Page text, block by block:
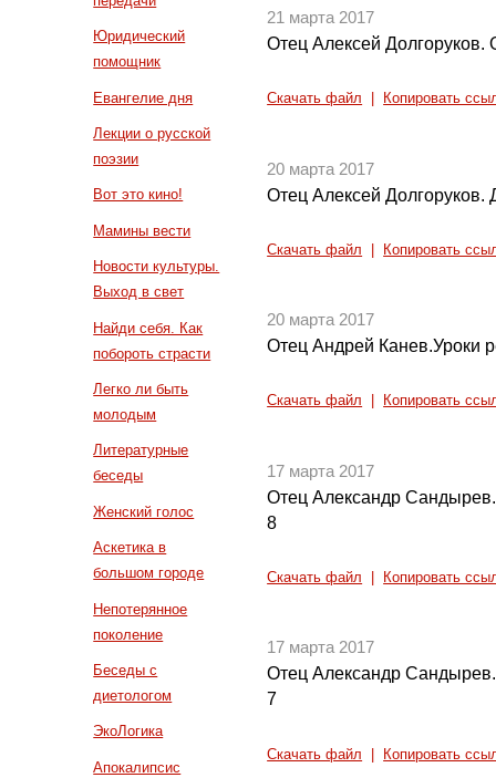
Юридический
помощник
Евангелие дня
Лекции о русской
поэзии
Вот это кино!
Мамины вести
Новости культуры.
Выход в свет
Найди себя. Как
побороть страсти
Легко ли быть
молодым
Литературные
беседы
Женский голос
Аскетика в
большом городе
Непотерянное
поколение
Беседы с
диетологом
ЭкоЛогика
Апокалипсис
21 марта 2017
Отец Алексей Долгоруков.
Скачать файл Копировать
20 марта 2017
Отец Алексей Долгоруков.
Скачать файл Копировать
20 марта 2017
Отец Андрей Канев.Уроки
Скачать файл Копировать
17 марта 2017
Отец Александр
8
Скачать файл Копировать
17 марта 2017
Отец Александр
7
Скачать файл Копировать